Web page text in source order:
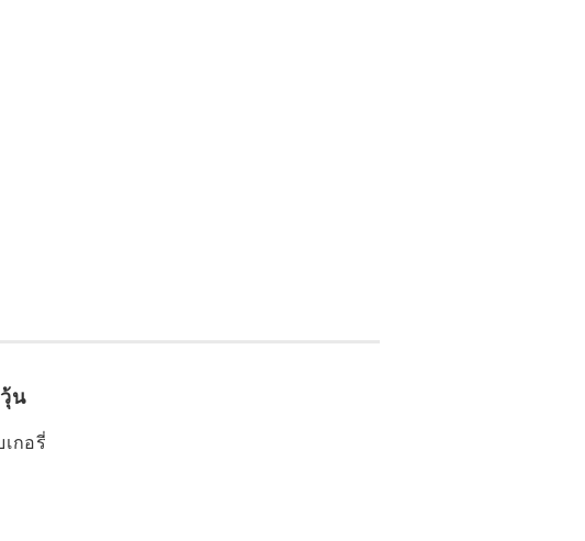
น
กอรี่